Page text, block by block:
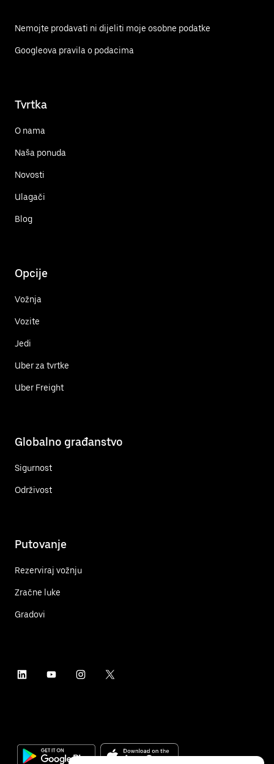
Nemojte prodavati ni dijeliti moje osobne podatke
Googleova pravila o podacima
Tvrtka
O nama
Naša ponuda
Novosti
Ulagači
Blog
Opcije
Vožnja
Vozite
Jedi
Uber za tvrtke
Uber Freight
Globalno građanstvo
Sigurnost
Održivost
Putovanje
Rezerviraj vožnju
Zračne luke
Gradovi